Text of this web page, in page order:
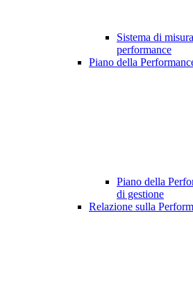
Sistema di
performance
Piano della
Piano della
di gestione
Relazione sulla